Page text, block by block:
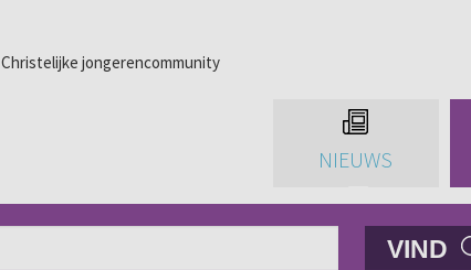
Christelijke jongerencommunity
NIEUWS
VIND